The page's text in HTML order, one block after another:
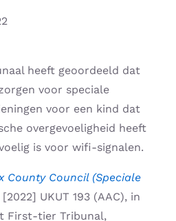
heeft geoordeeld dat
voor speciale
voor een kind dat
overgevoeligheid heeft
is voor wifi-signalen.
County Council (Speciale
[2022] UKUT 193 (AAC), in
First-tier Tribunal,